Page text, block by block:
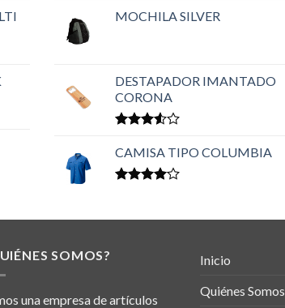
de 5
MOCHILA SILVER
DESTAPADOR IMANTADO
CORONA
en3.50
CAMISA TIPO COLUMBIA
de 5
SOMOS?
una empresa de artículos
Inicio
Quiénes Somos